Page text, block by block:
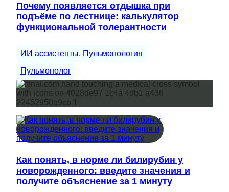
Почему появляется отдышка при
подъёме по лестнице: калькулятор
функциональной толерантности
ИИ ассистенты, Пульмонология
Пульмонолог
Как понять, в норме ли билирубин у
новорожденного: введите значения и
получите объяснение за 1 минуту